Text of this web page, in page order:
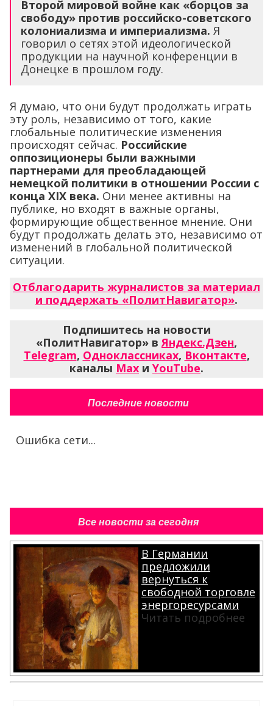
Донецке в прошлом году.
Я думаю, что они будут продолжать играть
эту роль, независимо от того, какие
глобальные политические изменения
происходят сейчас.
оппозиционеры были важными
партнерами для преобладающей
немецкой политики в отношении России с
конца XIX века.Они менее активны на
публике, но входят в важные органы,
формирующие общественное мнение. Они
будут продолжать делать это, независимо от
изменений в глобальной политической
ситуации.
Отблагодарить журналистов за материал
и поддержать «ПолитНавигатор».
«ПолитНавигатор» вЯндекс.Дзен,
Telegram,Одноклассниках,Вконтакте,
каналыMaxиYouTube.
Последние новости
предложили
вернуться к
свободной торговле
энергоресурсами
Читать подробнее